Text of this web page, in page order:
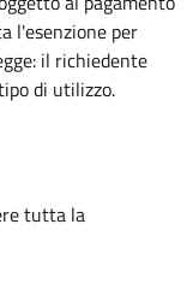
l'esenzione per
il richiedente
di utilizzo.
tutta la